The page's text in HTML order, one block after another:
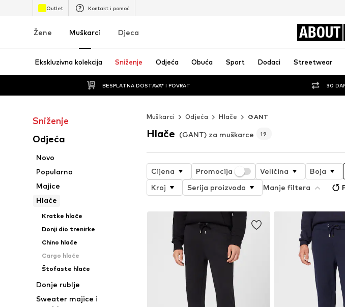
Outlet Kontakt i pomoć
Žene Muškarci Djeca ABOUT
Ekskluzivna kolekcija Sniženje Odjeća Obuća Sport Dodaci Streetwear
BESPLATNA DOSTAVA* I POVRAT 30
Sniženje
Odjeća
Novo
Popularno
Majice
Hlače
Kratke hlače
Donji dio trenirke
Chino hlače
Cargo hlače
Štofaste hlače
Donje rublje
Sweater majice i
Muškarci Odjeća Hlače GANT
Hlače (GANT) za muškarce 19
Cijena Promocija Veličina Boja
Kroj
Serija proizvoda Manje filtera